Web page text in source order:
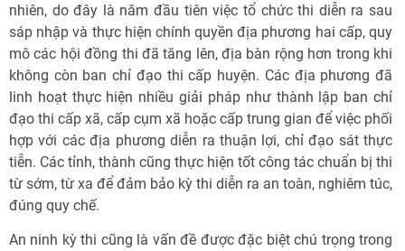
nhiên, do đây là năm đầu tiên việc tổ chức thi diễn ra sau
sáp nhập và thực hiện chính quyền địa phương hai cấp, quy
mô các hội đồng thi đã tăng lên, địa bàn rộng hơn trong khi
không còn ban chỉ đạo thi cấp huyện. Các địa phương đã
linh hoạt thực hiện nhiều giải pháp như thành lập ban chỉ
đạo thi cấp xã, cấp cụm xã hoặc cấp trung gian để việc phối
hợp với các địa phương diễn ra thuận lợi, chỉ đạo sát thực
tiễn. Các tỉnh, thành cũng thực hiện tốt công tác chuẩn bị thi
từ sớm, từ xa để đảm bảo kỳ thi diễn ra an toàn, nghiêm túc,
đúng quy chế.
An ninh kỳ thi cũng là vấn đề được đặc biệt chú trọng trong